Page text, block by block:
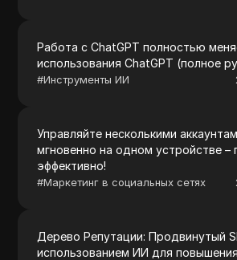
Работа с ChatGPT полностью
использования ChatGPT (полное
#Инструменты ИИ
Управляйте несколькими
мгновенно на одном устройстве –
эффективно!
#Маркетинг в социальных сетях
Дерево Репутации: Продвинутый
использованием ИИ для